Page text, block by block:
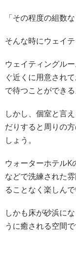
「その程度の組数
そんな時にウェイ
ウェイティングル
ぐ近くに用意され
で待つことができ
しかし、個室と言
だりすると周りの
しょう。
ウォーターホテル
などで洗練された
ることなく楽しん
しかも床が砂浜に
うに癒される空間で